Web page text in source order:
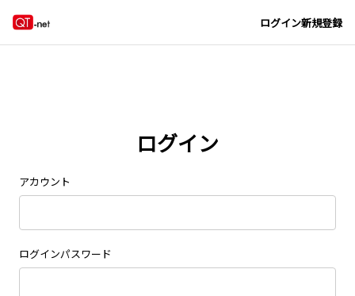
ログイン新規登録
ログイン
アカウント
ログインパスワード